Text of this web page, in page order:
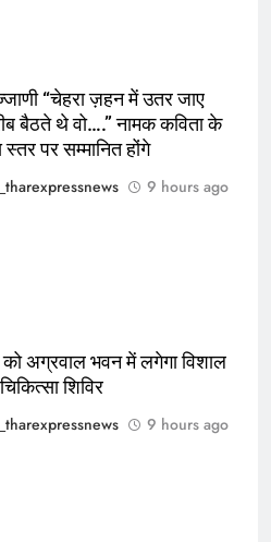
“चेहरा ज़हन में उतर जाए
बैठते थे वो….” नामक कविता के
स्तर पर सम्मानित होंगे
9 hours ago
अग्रवाल भवन में लगेगा विशाल
शिविर
9 hours ago